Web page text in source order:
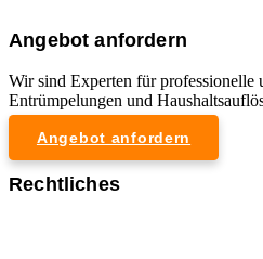
Angebot anfordern
Wir sind Experten für professionelle
Entrümpelungen und
Angebot anfordern
Rechtliches